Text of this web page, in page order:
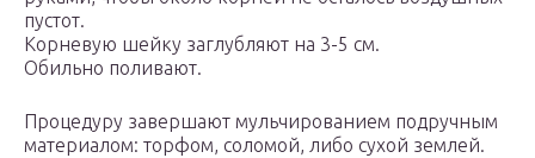
пустот.
Корневую шейку заглубляют на 3-5 см.
Обильно поливают.
Процедуру завершают мульчированием подручным
материалом: торфом, соломой, либо сухой землей.